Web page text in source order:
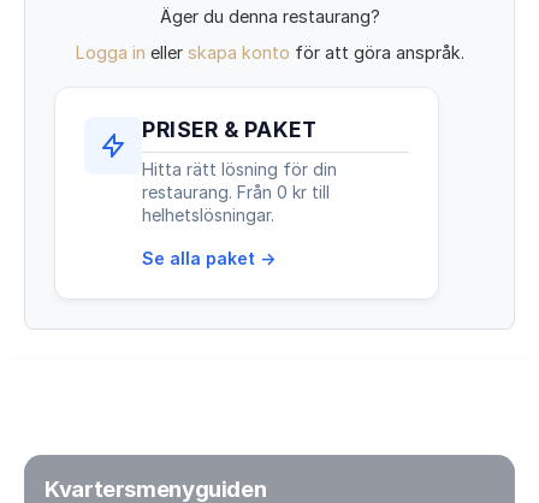
Äger du denna restaurang?
Logga in eller skapa konto för att göra anspråk.
PRISER & PAKET
Hitta rätt lösning för din
restaurang. Från 0 kr till
helhetslösningar.
Se alla paket →
Kvartersmenyguiden